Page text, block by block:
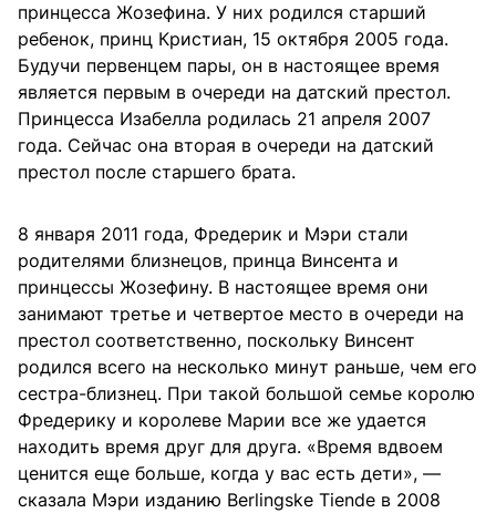
принцесса Жозефина. У них родился старший
ребенок, принц Кристиан, 15 октября 2005 года.
Будучи первенцем пары, он в настоящее время
является первым в очереди на датский престол.
Принцесса Изабелла родилась 21 апреля 2007
года. Сейчас она вторая в очереди на датский
престол после старшего брата.
8 января 2011 года, Фредерик и Мэри стали
родителями близнецов, принца Винсента и
принцессы Жозефину. В настоящее время они
занимают третье и четвертое место в очереди на
престол соответственно, поскольку Винсент
родился всего на несколько минут раньше, чем его
сестра-близнец. При такой большой семье королю
Фредерику и королеве Марии все же удается
находить время друг для друга. «Время вдвоем
ценится еще больше, когда у вас есть дети», —
сказала Мэри изданию Berlingske Tiende в 2008